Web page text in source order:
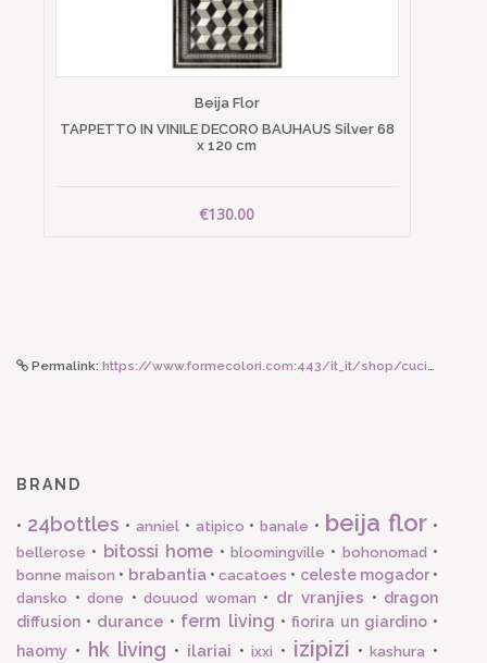
Beija Flor
TAPPETTO IN VINILE DECORO BAUHAUS Silver 68
x 120 cm
€130.00
Permalink: https://www.formecolori.com:443/it_it/shop/cucina/utensili_e_accessori/rice_cucchiaio_silicone_rosa/5402
BRAND
• 24bottles • anniel• atipico •banale • beija flor •
bellerose • bitossi home • bloomingville • bohonomad •
bonne maison • brabantia•cacatoes • celeste mogador•
dansko • done • douuod woman • dr vranjies • dragon
diffusion • durance • ferm living • fiorira un giardino•
haomy • hk living • ilariai •ixxi • izipizi •kashura •